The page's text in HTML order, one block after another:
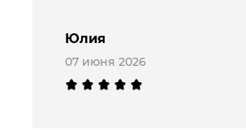
Юлия
07 июня 2026